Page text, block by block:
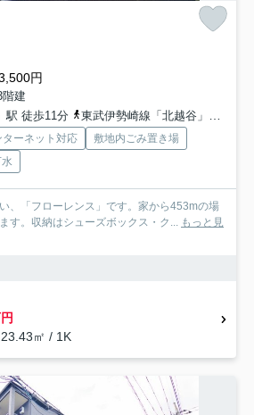
円
建
駅 徒歩11分
東武伊勢崎線「北越谷」駅 徒歩18分
ターネット対応
敷地内ごみ置き場
、「フローレンス」です。家から453mの場
す。収納はシューズボックス・ク... もっと見
㎡ / 1K